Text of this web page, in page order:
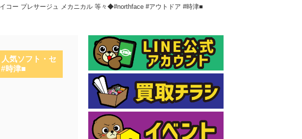
コー プレサージュ メカニカル 等々◆#northface #アウトドア #時津■
気ソフト・セ
時津■